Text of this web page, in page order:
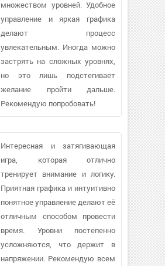
множеством уровней. Удобное
управление и яркая графика
делают процесс
увлекательным. Иногда можно
застрять на сложных уровнях,
но это лишь подстегивает
желание пройти дальше.
Рекомендую попробовать!
Интересная и затягивающая
игра, которая отлично
тренирует внимание и логику.
Приятная графика и интуитивно
понятное управление делают её
отличным способом провести
время. Уровни постепенно
усложняются, что держит в
напряжении. Рекомендую всем